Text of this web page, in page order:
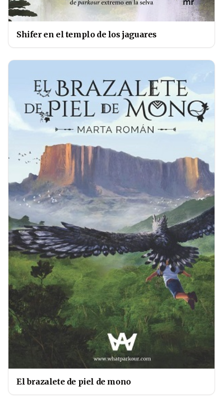
Shifer en el templo de los jaguares
El brazalete de piel de mono